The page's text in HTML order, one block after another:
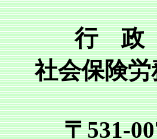
行 政
社会保険労
〒531-